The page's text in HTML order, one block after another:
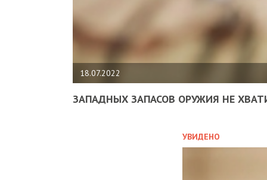
18.07.2022
ЗАПАДНЫХ ЗАПАСОВ ОРУЖИЯ НЕ
УВИДЕНО